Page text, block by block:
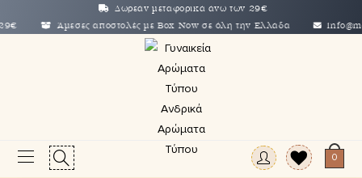
to
Δωρεάν μεταφορικά άνω των 29€
Άμεσες αποστολές με Box Now σε όλη την Ελλάδα
0